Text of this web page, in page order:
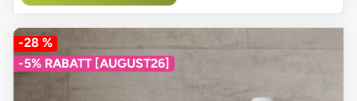
-28 %
-5% RABATT [AUGUST26]